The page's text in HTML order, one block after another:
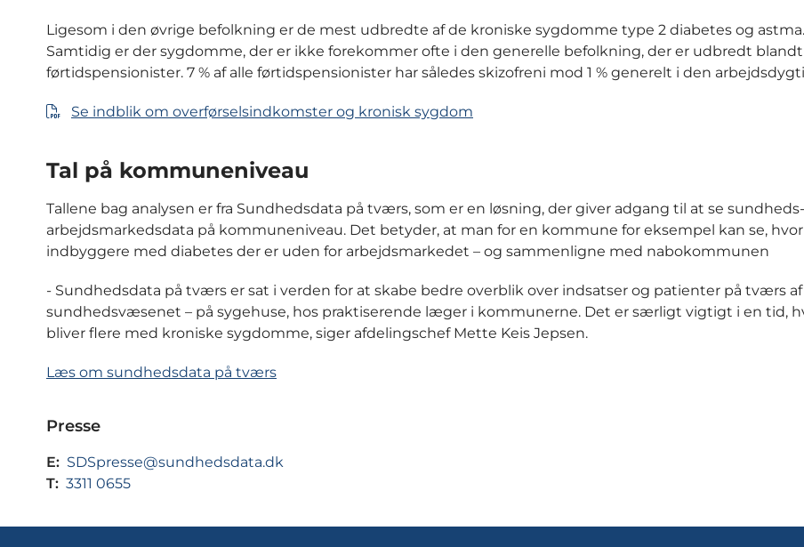
Ligesom i den øvrige befolkning er de mest udbredte af de kroniske sygdomme type 2 diabetes og astma.
Samtidig er der sygdomme, der er ikke forekommer ofte i den generelle befolkning, der er udbredt blandt
førtidspensionister. 7 % af alle førtidspensionister har således skizofreni mod 1 % generelt i den
Se indblik om overførselsindkomster og kronisk sygdom
Tal på kommuneniveau
Tallene bag analysen er fra Sundhedsdata på tværs, som er en løsning, der giver adgang til at se
arbejdsmarkedsdata på kommuneniveau. Det betyder, at man for en kommune for eksempel kan se,
indbyggere med diabetes der er uden for arbejdsmarkedet – og sammenligne med nabokommunen
- Sundhedsdata på tværs er sat i verden for at skabe bedre overblik over indsatser og patienter på tværs af
sundhedsvæsenet – på sygehuse, hos praktiserende læger i kommunerne. Det er særligt vigtigt i en tid,
bliver flere med kroniske sygdomme, siger afdelingschef Mette Keis Jepsen.
Læs om sundhedsdata på tværs
Presse
E: SDSpresse@sundhedsdata.dk
T: 3311 0655